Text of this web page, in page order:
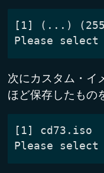
次にカスタム・イ
ほど保存したもの